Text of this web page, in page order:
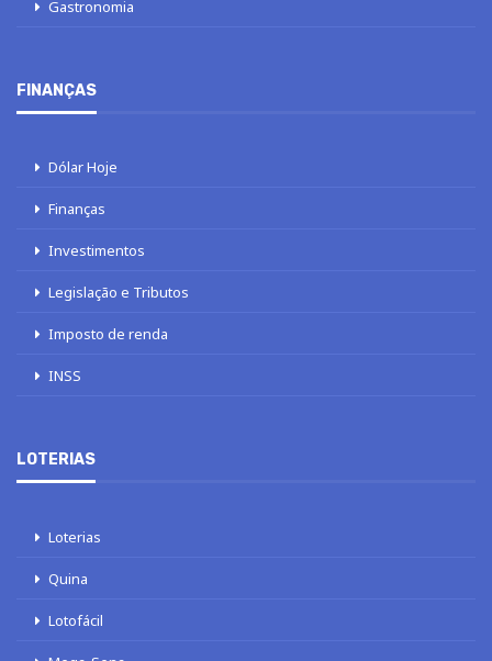
Gastronomia
FINANÇAS
Dólar Hoje
Finanças
Investimentos
Legislação e Tributos
Imposto de renda
INSS
LOTERIAS
Loterias
Quina
Lotofácil